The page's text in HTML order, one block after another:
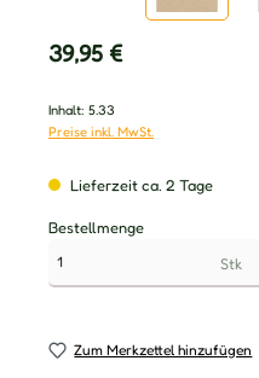
Regulärer Preis:
39,95 €
Inhalt: 5.33
Preise inkl. MwSt.
Lieferzeit ca. 2 Tage
Bestellmenge
Stk
Zum Merkzettel hinzufügen